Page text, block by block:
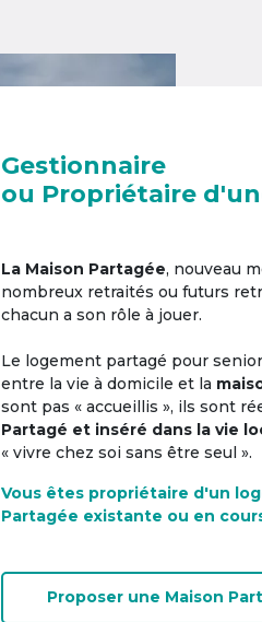
Gestionnaire
ou Propriétaire
La Maison Partagée, nouveau
nombreux retraités ou futurs
chacun a son rôle à jouer.
Le logement partagé pour
entre la vie à domicile et la
sont pas « accueillis », ils sont
Partagé et inséré dans la vie
« vivre chez soi sans être seul ».
Vous êtes propriétaire d'un
Partagée existante ou en
Proposer une Maison